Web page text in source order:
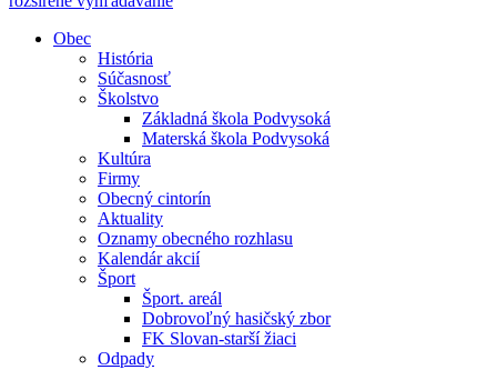
Obec
História
Súčasnosť
Školstvo
Základná škola Podvysoká
Materská škola Podvysoká
Kultúra
Firmy
Obecný cintorín
Aktuality
Oznamy obecného rozhlasu
Kalendár akcií
Šport
Šport. areál
Dobrovoľný hasičský zbor
FK Slovan-starší žiaci
Odpady